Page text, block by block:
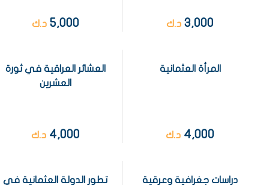
3,000 د.ك 5,000 د.ك
المرأة العثمانية
4,000 د.ك
العشائر العراقية في ثورة
العشرين
4,000 د.ك
دراسات جغرافية وعرقية
تطور الدولة العثمانية في